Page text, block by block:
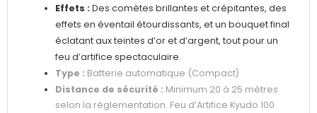
Effets : Des comètes brillantes et crépitantes, des
effets en éventail étourdissants, et un bouquet final
éclatant aux teintes d’or et d’argent, tout pour un
feu d’artifice spectaculaire.
Type : Batterie automatique (Compact)
Distance de sécurité : Minimum 20 à 25 mètres
selon la réglementation. Feu d’Artifice Kyudo 100